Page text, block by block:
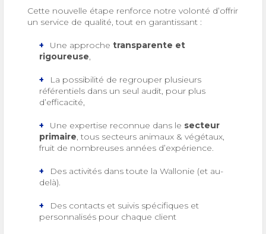
Cette nouvelle étape renforce notre volonté d’offrir
un service de qualité, tout en garantissant :
Une approche transparente et
rigoureuse,
La possibilité de regrouper plusieurs
référentiels dans un seul audit, pour plus
d’efficacité,
Une expertise reconnue dans le secteur
primaire, tous secteurs animaux & végétaux,
fruit de nombreuses années d’expérience.
Des activités dans toute la Wallonie (et au-
delà).
Des contacts et suivis spécifiques et
personnalisés pour chaque client